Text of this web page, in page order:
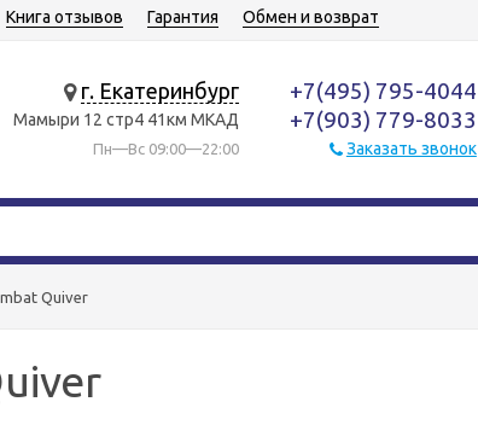
Книга отзывов Гарантия Обмен и возврат
г. Екатеринбург
Мамыри 12 стр4 41км МКАД
Пн—Вс 09:00—22:00
+7(495) 795-4044
+7(903) 779-8033
Заказать звонок
Quiver